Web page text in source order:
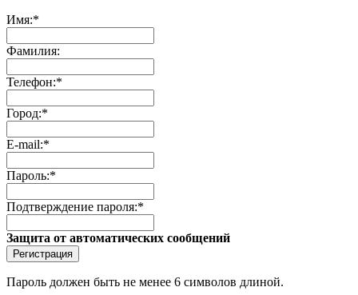
Имя:*
Фамилия:
Телефон:*
Город:*
E-mail:*
Пароль:*
Подтверждение пароля:*
Защита от автоматических сообщений
Пароль должен быть не менее 6 символов длиной.